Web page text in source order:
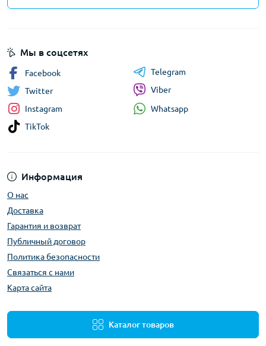
Информация
О нас
Доставка
Гарантия и возврат
Публичный договор
Политика безопасности
Связаться с нами
Карта сайта
Каталог товаров
Мы в соцсетях
Facebook
Twitter
Instagram
TikTok
Telegram
Viber
Whatsapp